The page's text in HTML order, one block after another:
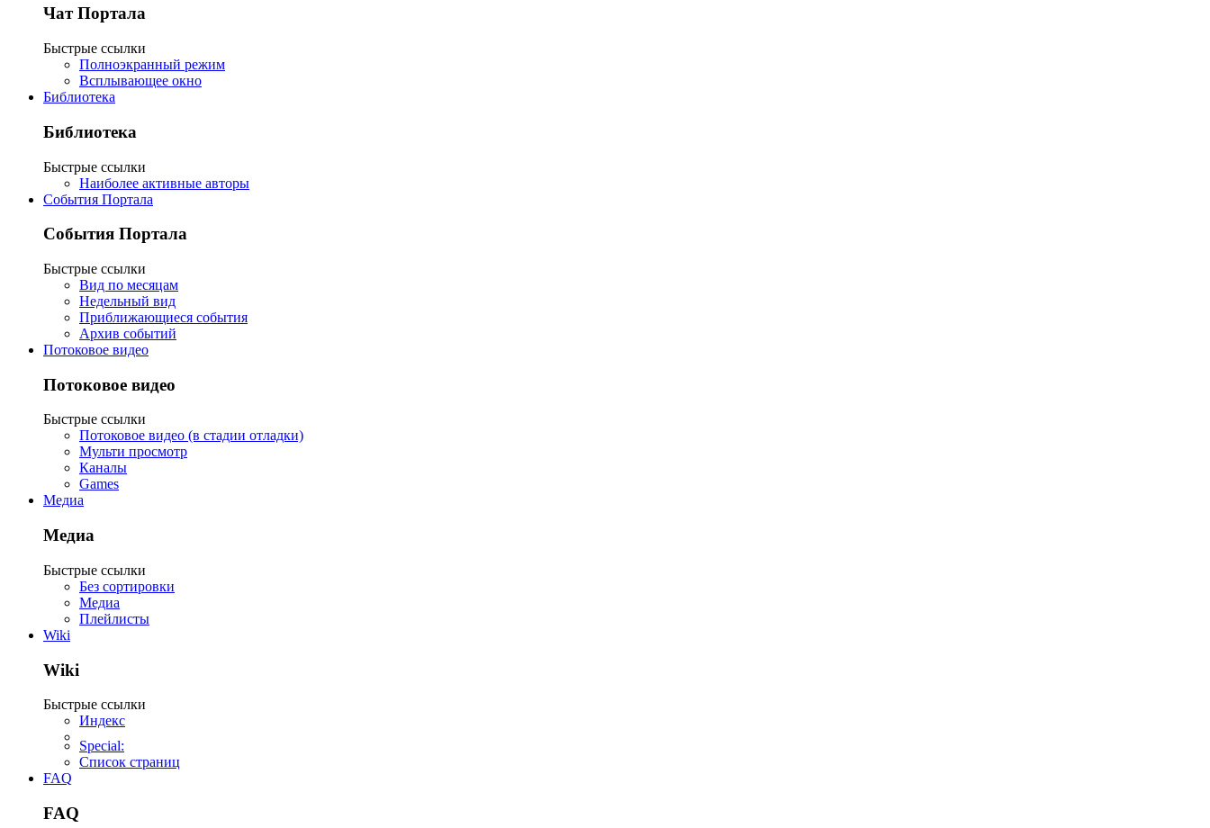
Чат Портала
Быстрые ссылки
Полноэкранный режим
Всплывающее окно
Библиотека
Библиотека
Быстрые ссылки
Наиболее активные авторы
События Портала
События Портала
Быстрые ссылки
Вид по месяцам
Недельный вид
Приближающиеся события
Архив событий
Потоковое видео
Потоковое видео
Быстрые ссылки
Потоковое видео (в стадии отладки)
Мульти просмотр
Каналы
Games
Медиа
Медиа
Быстрые ссылки
Без сортировки
Медиа
Плейлисты
Wiki
Wiki
Быстрые ссылки
Индекс
Special:
Список страниц
FAQ
FAQ